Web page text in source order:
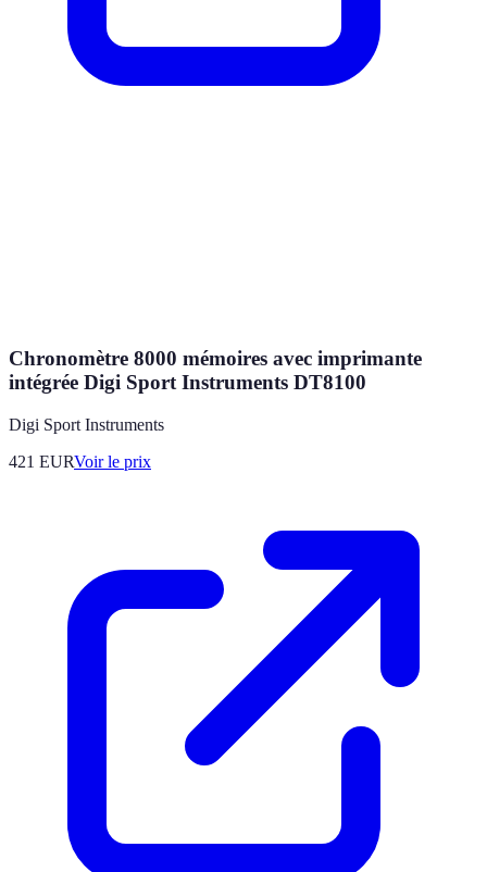
Chronomètre 8000 mémoires avec imprimante
intégrée Digi Sport Instruments DT8100
Digi Sport Instruments
421 EURVoir le prix